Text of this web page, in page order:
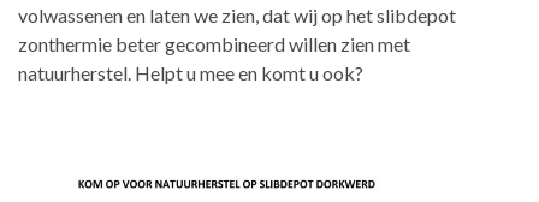
volwassenen en laten we zien, dat wij op het slibdepot
zonthermie beter gecombineerd willen zien met
natuurherstel. Helpt u mee en komt u ook?